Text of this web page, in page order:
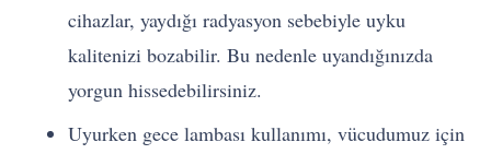
cihazlar, yaydığı radyasyon sebebiyle uyku
kalitenizi bozabilir. Bu nedenle uyandığınızda
yorgun hissedebilirsiniz.
Uyurken gece lambası kullanımı, vücudumuz için